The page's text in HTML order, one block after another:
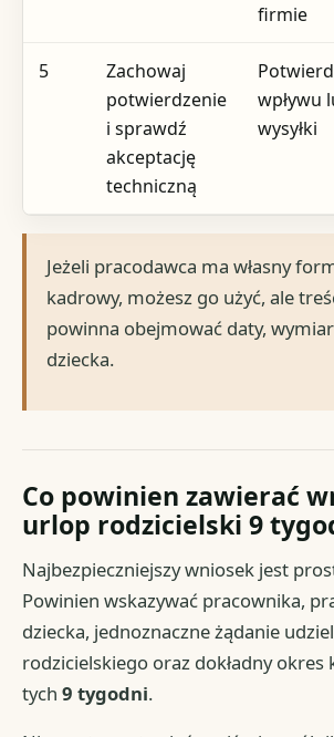
firmie
5
Zachowaj
potwierdzenie
i sprawdź
akceptację
techniczną
wpływu
wysyłki
Jeżeli pracodawca ma własny
kadrowy, możesz go użyć, ale
powinna obejmować daty,
dziecka.
Co powinien zawierać
urlop rodzicielski 9
Najbezpieczniejszy wniosek jest
Powinien wskazywać pracownika,
dziecka, jednoznaczne żądanie
rodzicielskiego oraz dokładny okres
tych9 tygodni.